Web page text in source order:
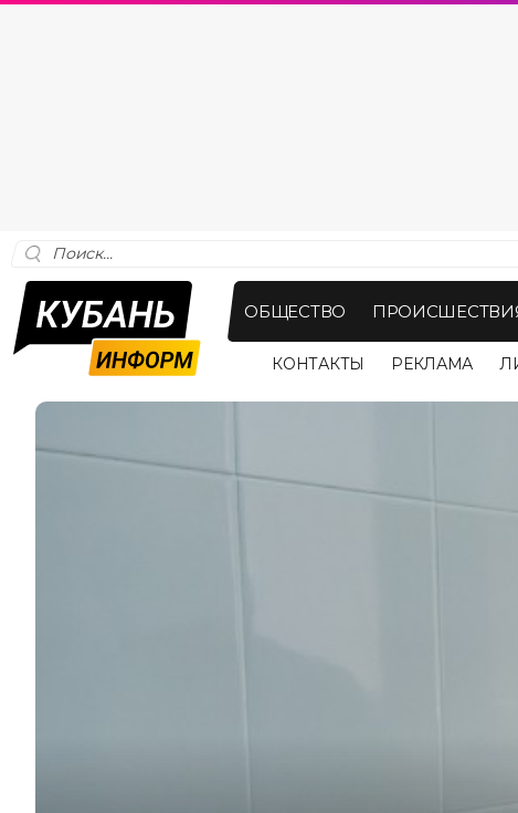
ОБЩЕСТВО
КОНТАКТЫ РЕКЛАМА